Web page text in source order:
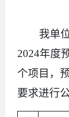
我单
2024年度
个项目，
要求进行